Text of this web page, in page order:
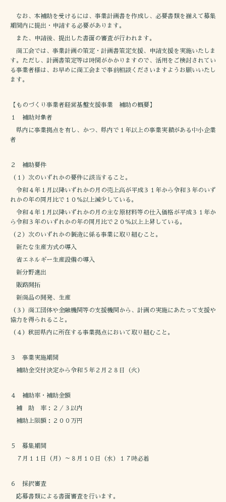
なお、本補助を受けるには、事業計画書を作成し、必要書類を揃えて募集
期間内に提出・申請する必要があります。
また、申請後、提出した書面の審査が行われます。
商工会では、事業計画の策定・計画書策定支援、申請支援を実施いたしま
す。ただし、計画書策定等は時間がかかりますので、活用をご検討されてい
る事業者様は、お早めに商工会まで事前相談くださいますようお願いいたし
ます。
【ものづくり事業者経営基盤支援事業 補助の概要】
１ 補助対象者
県内に事業拠点を有し、かつ、県内で１年以上の事業実績がある中小企業
者
２ 補助要件
（１）次のいずれかの要件に該当すること。
令和４年１月以降いずれかの月の売上高が平成３１年から令和３年のいず
れかの年の同月比で１０％以上減少している。
令和４年１月以降いずれかの月の主な原材料等の仕入価格が平成３１年か
ら令和３年のいずれかの年の同月比で２０％以上上昇している。
（２）次のいずれかの製造に係る事業に取り組むこと。
新たな生産方式の導入
省エネルギー生産設備の導入
新分野進出
販路開拓
新商品の開発、生産
（３）商工団体や金融機関等の支援機関から、計画の実施にあたって支援や
協力を得られること。
（４）秋田県内に所在する事業拠点において取り組むこと。
３ 事業実施期間
補助金交付決定から令和５年２月２８日（火）
４ 補助率・補助金額
補 助 率：２／３以内
補助上限額：２００万円
５ 募集期間
７月１１日（月）～８月１０日（水）１７時必着
６ 採択審査
応募書類による書面審査を行います。